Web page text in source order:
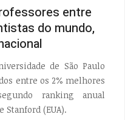
entre
do mundo,
de São Paulo
entre os 2% melhores
ranking anual
Stanford (EUA).